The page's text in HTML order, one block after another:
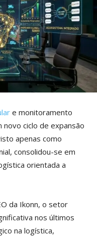
e monitoramento
ciclo de expansão
apenas como
consolidou-se em
orientada a
da Ikonn, o setor
nos últimos
na logística,